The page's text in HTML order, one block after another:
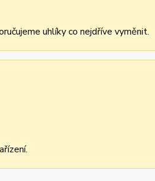
uhlíky co nejdříve vyměnit.